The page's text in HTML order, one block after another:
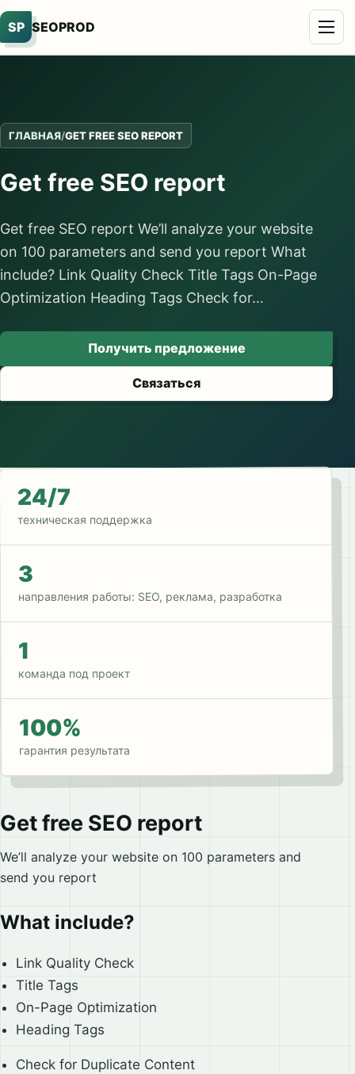
SP SEOPROD
ГЛАВНАЯ/GET FREE SEO REPORT
Get free SEO report
Get free SEO report We’ll analyze your website
on 100 parameters and send you report What
include? Link Quality Check Title Tags On-Page
Optimization Heading Tags Check for…
Получить предложение
Связаться
24/7
техническая поддержка
3
направления работы: SEO, реклама, разработка
1
команда под проект
100%
гарантия результата
Get free SEO report
We’ll analyze your website on 100 parameters and
send you report
What include?
Link Quality Check
Title Tags
On-Page Optimization
Heading Tags
Check for Duplicate Content